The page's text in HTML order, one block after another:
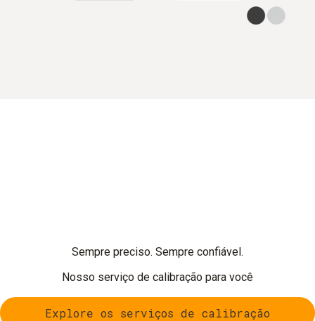
Sempre preciso. Sempre confiável.
Nosso serviço de calibração para você
Explore os serviços de calibração